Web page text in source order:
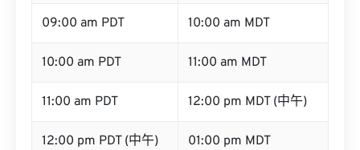
09:00 am PDT 10:00 am MDT
10:00 am PDT 11:00 am MDT
11:00 am PDT 12:00 pm MDT (中午)
12:00 pm PDT (中午) 01:00 pm MDT